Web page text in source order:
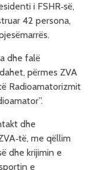
i FSHR‑së,
42 persona,
.
dhe falë
përmes ZVA
Radioamatorizmit
dhe
me qëllim
dhe krijimin e
e